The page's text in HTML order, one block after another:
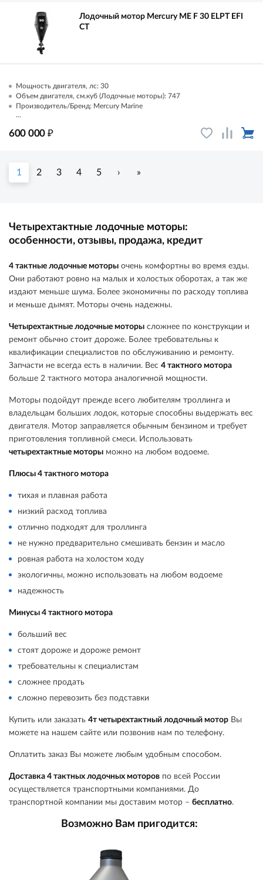
Лодочный мотор Mercury ME F 30 ELPT EFI
CT
Мощность двигателя, лс: 30
Объем двигателя, см.куб (Лодочные моторы): 747
Производитель/Бренд: Mercury Marine
...
600 000 ₽
1 2 3 4 5 › »
Четырехтактные лодочные моторы:
особенности, отзывы, продажа, кредит
4 тактные лодочные моторы очень комфортны во время езды.
Они работают ровно на малых и холостых оборотах, а так же
издают меньше шума. Более экономичны по расходу топлива
и меньше дымят. Моторы очень надежны.
Четырехтактные лодочные моторы сложнее по конструкции и
ремонт обычно стоит дороже. Более требовательны к
квалификации специалистов по обслуживанию и ремонту.
Запчасти не всегда есть в наличии. Вес 4 тактного мотора
больше 2 тактного мотора аналогичной мощности.
Моторы подойдут прежде всего любителям троллинга и
владельцам больших лодок, которые способны выдержать вес
двигателя. Мотор заправляется обычным бензином и требует
приготовления топливной смеси. Использовать
четырехтактные моторы можно на любом водоеме.
Плюсы 4 тактного мотора
тихая и плавная работа
низкий расход топлива
отлично подходят для троллинга
не нужно предварительно смешивать бензин и масло
ровная работа на холостом ходу
экологичны, можно использовать на любом водоеме
надежность
Минусы 4 тактного мотора
больший вес
стоят дороже и дороже ремонт
требовательны к специалистам
сложнее продать
сложно перевозить без подставки
Купить или заказать 4т четырехтактный лодочный мотор Вы
можете на нашем сайте или позвонив нам по телефону.
Оплатить заказ Вы можете любым удобным способом.
Доставка 4 тактных лодочных моторов по всей России
осуществляется транспортными компаниями. До
транспортной компании мы доставим мотор – бесплатно.
Возможно Вам пригодится: